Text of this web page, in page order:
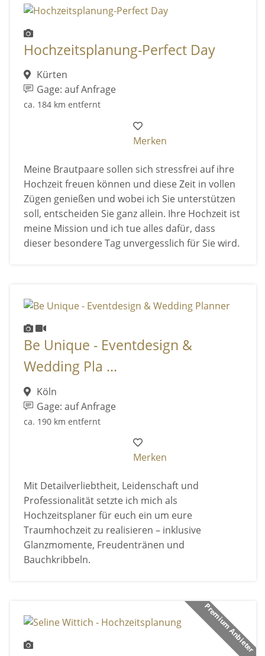
Hochzeitsplanung-Perfect Day
Kürten
Gage: auf Anfrage
ca. 184 km entfernt
Merken
Meine Brautpaare sollen sich stressfrei auf ihre
Hochzeit freuen können und diese Zeit in vollen
Zügen genießen und wobei ich Sie unterstützen
soll, entscheiden Sie ganz allein. Ihre Hochzeit ist
meine Mission und ich tue alles dafür, dass
dieser besondere Tag unvergesslich für Sie wird.
Be Unique - Eventdesign &
Wedding Pla ...
Köln
Gage: auf Anfrage
ca. 190 km entfernt
Merken
Mit Detailverliebtheit, Leidenschaft und
Professionalität setzte ich mich als
Hochzeitsplaner für euch ein um eure
Traumhochzeit zu realisieren – inklusive
Glanzmomente, Freudentränen und
Bauchkribbeln.
Premium Anbieter